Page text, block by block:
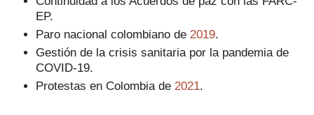
EP.
Paro nacional colombiano de 2019.
Gestión de la crisis sanitaria por la pandemia de
COVID-19.
Protestas en Colombia de 2021.